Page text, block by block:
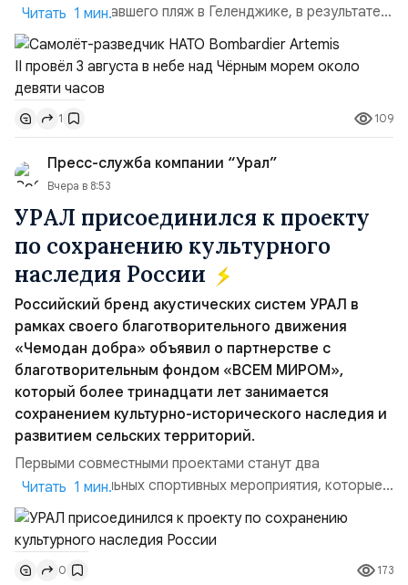
дрона, атаковавшего пляж в Геленджике, в результате
чего погибло 7 человек, включая троих детей. Позже
турецкая газета Cumhuriyet сообщила об атаке
украинских дронов в Чёрном море на ️судно Nadezhda
под флагом Камеруна, перевозившее из турецкого
порта Самсун в Новороссийск свежие овощи и фрукты.
Ранены...
Читать 1 мин.
1 109
Пресс-служба компании “Урал”
Вчера в 8:53
УРАЛ присоединился к проекту
по сохранению культурного
наследия России
Российский бренд акустических систем УРАЛ в
рамках своего благотворительного движения
«Чемодан добра» объявил о партнерстве с
благотворительным фондом «ВСЕМ МИРОМ»,
который более тринадцати лет занимается
сохранением культурно-исторического наследия и
развитием сельских территорий.
Первыми совместными проектами станут два
благотворительных спортивных мероприятия, которые
пройдут в августе в Ивановской области и объединят
жителей региона, волонтеров и участников со всей
страны. Для УРАЛ это продолжение философии
бренда, основанной на развитии российского
Читать 1 мин.
0 173